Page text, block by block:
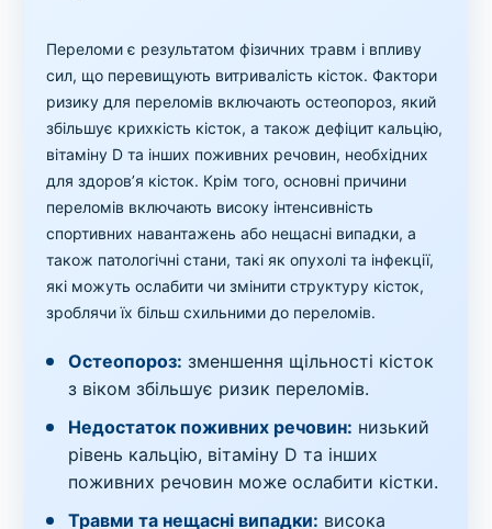
Переломи є результатом фізичних травм і впливу
сил, що перевищують витривалість кісток. Фактори
ризику для переломів включають остеопороз, який
збільшує крихкість кісток, а також дефіцит кальцію,
вітаміну D та інших поживних речовин, необхідних
для здоров’я кісток. Крім того, основні причини
переломів включають високу інтенсивність
спортивних навантажень або нещасні випадки, а
також патологічні стани, такі як опухолі та інфекції,
які можуть ослабити чи змінити структуру кісток,
зроблячи їх більш схильними до переломів.
Остеопороз: зменшення щільності кісток
з віком збільшує ризик переломів.
Недостаток поживних речовин: низький
рівень кальцію, вітаміну D та інших
поживних речовин може ослабити кістки.
Травми та нещасні випадки: висока